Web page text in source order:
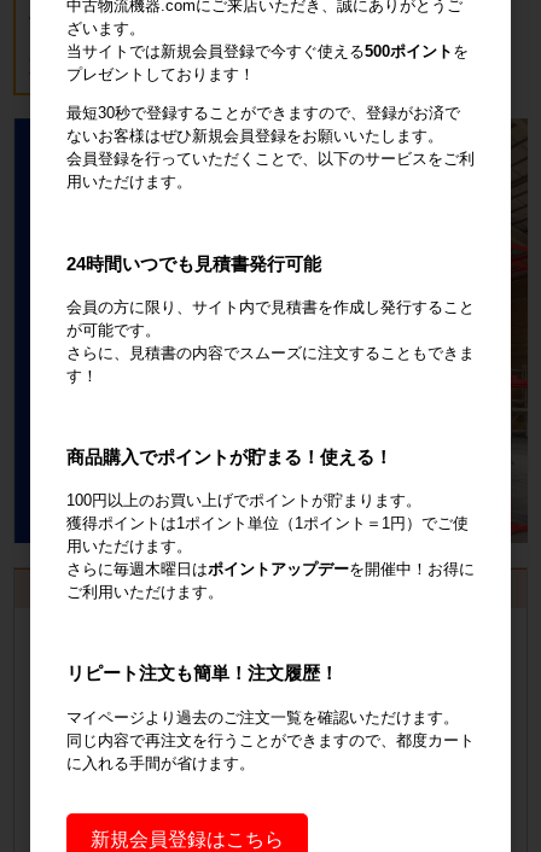
ブルー
18,700円 税込20,570円
お見積書・納品書発行のご案内
会員登録はこちら
見積書の発行手順についてご案内
納品書の発行手順についてご案内
中古物流機器.comにご来店いただき、誠にありがとうご
ざいます。
当サイトでは新規会員登録で今すぐ使える500ポイント を
プレゼントしております！
最短30秒で登録することができますので、登録がお済で
ないお客様はぜひ新規会員登録をお願いいたします。
会員登録を行っていただくことで、以下のサービスをご利
用いただけます。
24時間いつでも見積書発行可能
会員の方に限り、サイト内で見積書を作成し発行すること
が可能です。
さらに、見積書の内容でスムーズに注文することもできま
す！
商品購入でポイントが貯まる！使える！
100円以上のお買い上げでポイントが貯まります。
獲得ポイントは1ポイント単位（1ポイント＝1円）でご使
用いただけます。
さらに毎週木曜日はポイントアップデーを開催中！お得に
ご利用いただけます。
リピート注文も簡単！注文履歴！
マイページより過去のご注文一覧を確認いただけます。
同じ内容で再注文を行うことができますので、都度カート
に入れる手間が省けます。
新規会員登録はこちら